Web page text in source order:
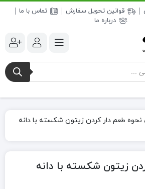
قوانین تحویل سفارش
تماس با ما
درباره ما
نحوه طعم دار کردن زیتون شکسته با دانه
زیتون شکسته با دانه